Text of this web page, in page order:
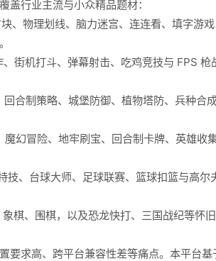
盖行业主流与小众精品题材：
、物理划线、脑力迷宫、连连看、填字游
街机打斗、弹幕射击、吃鸡竞技与 FPS
合制策略、城堡防御、植物塔防、兵种合
魔幻冒险、地牢刷宝、回合制卡牌、英雄收
技、台球大师、足球联赛、篮球扣篮与高
棋、围棋，以及恐龙快打、三国战纪等怀
要求高、跨平台兼容性差等痛点。本平台